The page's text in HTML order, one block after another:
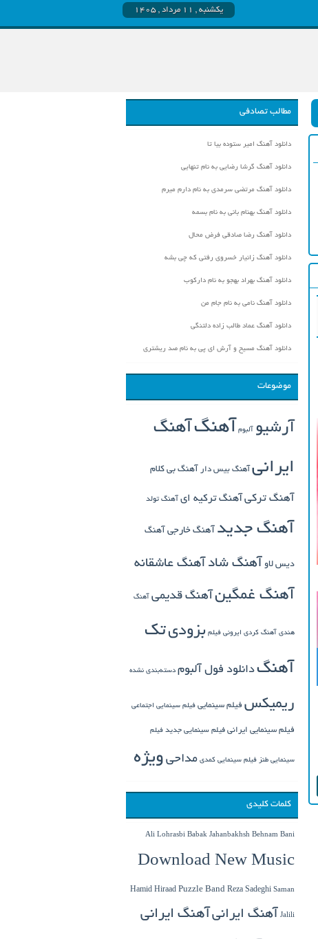
یکشنبه , ۱۱ مرداد , ۱۴۰۵
مطالب تصادفی
دانلود آهنگ امیر ستوده بیا تا
دانلود آهنگ گرشا رضایی به نام تنهایی
دانلود آهنگ مرتضی سرمدی به نام دارم میرم
دانلود آهنگ بهنام بانی به نام بسمه
دانلود آهنگ رضا صادقی فرض محال
دانلود آهنگ زانیار خسروی رفتی که چی بشه
دانلود آهنگ بهراد بهجو به نام دارکوب
دانلود آهنگ نامی به نام جام من
دانلود آهنگ عماد طالب زاده دلتنگی
دانلود آهنگ مسیح و آرش ای پی به نام صد ریشتری
موضوعات
آرشیو آلبوم آهنگ آهنگ
ایرانی آهنگ بیس دار آهنگ بی کلام
آهنگ ترکی آهنگ ترکیه ای آهنگ تولد
آهنگ جدید آهنگ خارجی آهنگ
دیس لاو آهنگ شاد آهنگ عاشقانه
آهنگ غمگین آهنگ قدیمی آهنگ
هندی آهنگ کردی ایرونی فیلم بزودیتک
آهنگدانلود فول آلبوم دسته‌بندی نشده
ریمیکس فیلم سینمایی فیلم سینمایی اجتماعی
فیلم سینمایی ایرانی فیلم سینمایی جدید فیلم
سینمایی طنز فیلم سینمایی کمدی مداحی ویژه
کلمات کلیدی
Ali Lohrasbi Babak Jahanbakhsh Behnam Bani
Download New Music
Hamid Hiraad Puzzle Band Reza Sadeghi Saman
Jalili آهنگ ایرانی آهنگ ایرانی